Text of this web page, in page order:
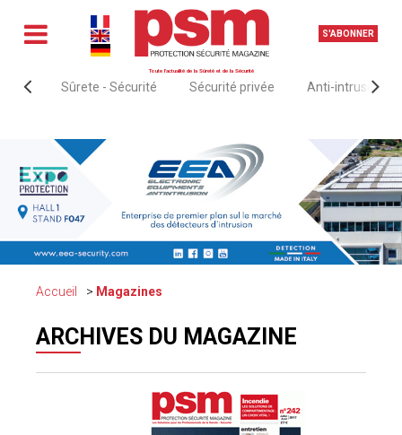
S'ABONNER
Toute l'actualité de la Sûreté et de la Sécurité
Sûrete - Sécurité Sécurité privée Anti-intrusion &
Accueil Magazines
ARCHIVES DU MAGAZINE